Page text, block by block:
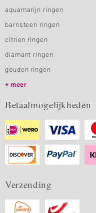
aquamarijn ringen
barnsteen ringen
citrien ringen
diamant ringen
gouden ringen
meer
Betaalmogelijkheden
Verzending